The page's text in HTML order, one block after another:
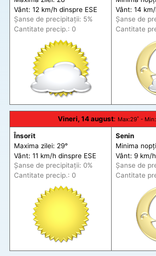
Vânt: 12 km/h dinspre ESE
Șanse de precipitații: 5%
Cantitate precip.: 0
Vânt: 14
Șanse de
Cantitate
Vineri, 14 august: Max:29˚ - Min
Însorit
Maxima zilei: 29°
Vânt: 11 km/h dinspre ESE
Șanse de precipitații: 0%
Cantitate precip.: 0
Senin
Minima
Vânt: 9 km/
Șanse de
Cantitate